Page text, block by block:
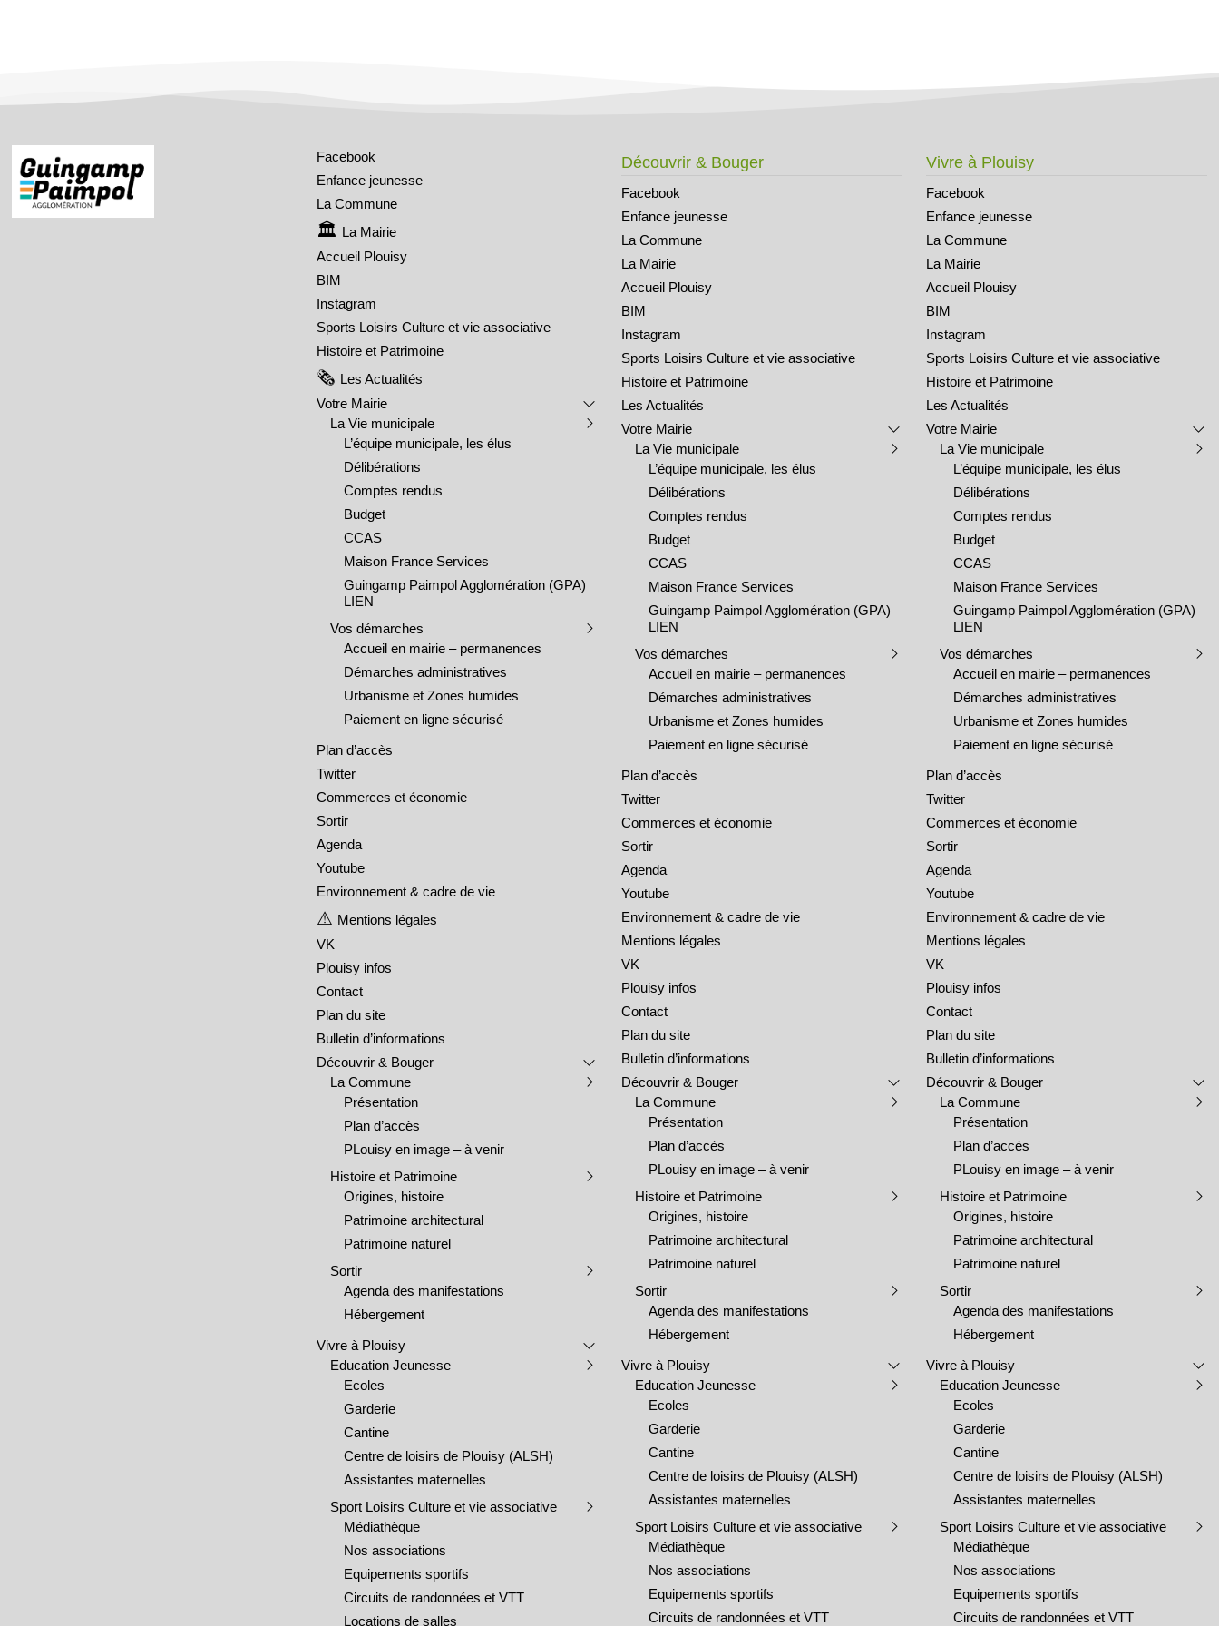
Facebook
Enfance jeunesse
La Commune
La Mairie
Accueil Plouisy
BIM
Instagram
Sports Loisirs Culture et vie associative
Histoire et Patrimoine
Les Actualités
Votre Mairie
La Vie municipale
L’équipe municipale, les élus
Délibérations
Comptes rendus
Budget
CCAS
Maison France Services
Guingamp Paimpol Agglomération (GPA)
LIEN
Vos démarches
Accueil en mairie – permanences
Démarches administratives
Urbanisme et Zones humides
Paiement en ligne sécurisé
Plan d’accès
Twitter
Commerces et économie
Sortir
Agenda
Youtube
Environnement & cadre de vie
Mentions légales
VK
Plouisy infos
Contact
Plan du site
Bulletin d’informations
Découvrir & Bouger
La Commune
Présentation
Plan d’accès
PLouisy en image – à venir
Histoire et Patrimoine
Origines, histoire
Patrimoine architectural
Patrimoine naturel
Sortir
Agenda des manifestations
Hébergement
Vivre à Plouisy
Education Jeunesse
Ecoles
Garderie
Cantine
Centre de loisirs de Plouisy (ALSH)
Assistantes maternelles
Sport Loisirs Culture et vie associative
Médiathèque
Nos associations
Equipements sportifs
Circuits de randonnées et VTT
Locations de salles
Découvrir & Bouger
Facebook
Enfance jeunesse
La Commune
La Mairie
Accueil Plouisy
BIM
Instagram
Sports Loisirs Culture et vie associative
Histoire et Patrimoine
Les Actualités
Votre Mairie
La Vie municipale
L’équipe municipale, les élus
Délibérations
Comptes rendus
Budget
CCAS
Maison France Services
Guingamp Paimpol Agglomération (GPA)
LIEN
Vos démarches
Accueil en mairie – permanences
Démarches administratives
Urbanisme et Zones humides
Paiement en ligne sécurisé
Plan d’accès
Twitter
Commerces et économie
Sortir
Agenda
Youtube
Environnement & cadre de vie
Mentions légales
VK
Plouisy infos
Contact
Plan du site
Bulletin d’informations
Découvrir & Bouger
La Commune
Présentation
Plan d’accès
PLouisy en image – à venir
Histoire et Patrimoine
Origines, histoire
Patrimoine architectural
Patrimoine naturel
Sortir
Agenda des manifestations
Hébergement
Vivre à Plouisy
Education Jeunesse
Ecoles
Garderie
Cantine
Centre de loisirs de Plouisy (ALSH)
Assistantes maternelles
Sport Loisirs Culture et vie associative
Médiathèque
Nos associations
Equipements sportifs
Circuits de randonnées et VTT
Vivre à Plouisy
Facebook
Enfance jeunesse
La Commune
La Mairie
Accueil Plouisy
BIM
Instagram
Sports Loisirs Culture et vie associative
Histoire et Patrimoine
Les Actualités
Votre Mairie
La Vie municipale
L’équipe municipale, les élus
Délibérations
Comptes rendus
Budget
CCAS
Maison France Services
Guingamp Paimpol Agglomération (GPA)
LIEN
Vos démarches
Accueil en mairie – permanences
Démarches administratives
Urbanisme et Zones humides
Paiement en ligne sécurisé
Plan d’accès
Twitter
Commerces et économie
Sortir
Agenda
Youtube
Environnement & cadre de vie
Mentions légales
VK
Plouisy infos
Contact
Plan du site
Bulletin d’informations
Découvrir & Bouger
La Commune
Présentation
Plan d’accès
PLouisy en image – à venir
Histoire et Patrimoine
Origines, histoire
Patrimoine architectural
Patrimoine naturel
Sortir
Agenda des manifestations
Hébergement
Vivre à Plouisy
Education Jeunesse
Ecoles
Garderie
Cantine
Centre de loisirs de Plouisy (ALSH)
Assistantes maternelles
Sport Loisirs Culture et vie associative
Médiathèque
Nos associations
Equipements sportifs
Circuits de randonnées et VTT